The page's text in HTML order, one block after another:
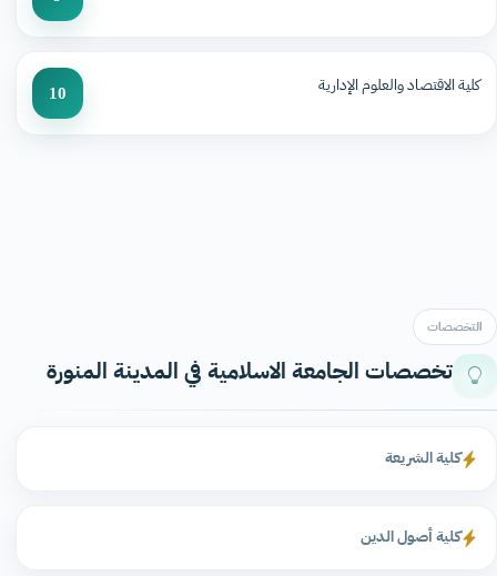
كلية الاقتصاد والعلوم الإدارية 10
التخصصات
تخصصات الجامعة الاسلامية في المدينة المنورة
كلية الشريعة
كلية أصول الدين